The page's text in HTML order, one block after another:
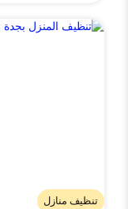
تنظيف منازل